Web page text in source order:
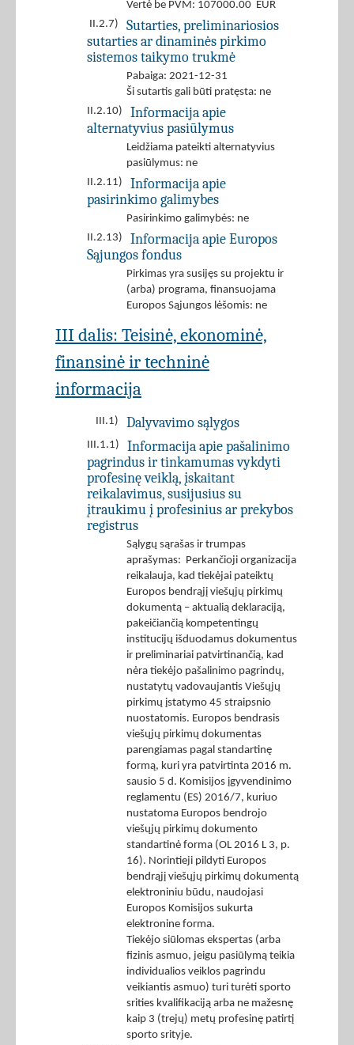
Vertė be PVM: 107000.00 EUR
II.2.7)
Sutarties, preliminariosios
sutarties ar dinaminės pirkimo
sistemos taikymo trukmė
Pabaiga: 2021-12-31
Ši sutartis gali būti pratęsta: ne
II.2.10)
Informacija apie
alternatyvius pasiūlymus
Leidžiama pateikti alternatyvius
pasiūlymus: ne
II.2.11)
Informacija apie
pasirinkimo galimybes
Pasirinkimo galimybės: ne
II.2.13)
Informacija apie Europos
Sąjungos fondus
Pirkimas yra susijęs su projektu ir
(arba) programa, finansuojama
Europos Sąjungos lėšomis: ne
III dalis: Teisinė, ekonominė,
finansinė ir techninė
informacija
III.1) Dalyvavimo sąlygos
III.1.1)
Informacija apie pašalinimo
pagrindus ir tinkamumas vykdyti
profesinę veiklą, įskaitant
reikalavimus, susijusius su
įtraukimu į profesinius ar prekybos
registrus
Sąlygų sąrašas ir trumpas
aprašymas: Perkančioji organizacija
reikalauja, kad tiekėjai pateiktų
Europos bendrąjį viešųjų pirkimų
dokumentą – aktualią deklaraciją,
pakeičiančią kompetentingų
institucijų išduodamus dokumentus
ir preliminariai patvirtinančią, kad
nėra tiekėjo pašalinimo pagrindų,
nustatytų vadovaujantis Viešųjų
pirkimų įstatymo 45 straipsnio
nuostatomis. Europos bendrasis
viešųjų pirkimų dokumentas
parengiamas pagal standartinę
formą, kuri yra patvirtinta 2016 m.
sausio 5 d. Komisijos įgyvendinimo
reglamentu (ES) 2016/7, kuriuo
nustatoma Europos bendrojo
viešųjų pirkimų dokumento
standartinė forma (OL 2016 L 3, p.
16). Norintieji pildyti Europos
bendrąjį viešųjų pirkimų dokumentą
elektroniniu būdu, naudojasi
Europos Komisijos sukurta
elektronine forma.
Tiekėjo siūlomas ekspertas (arba
fizinis asmuo, jeigu pasiūlymą teikia
individualios veiklos pagrindu
veikiantis asmuo) turi turėti sporto
srities kvalifikaciją arba ne mažesnę
kaip 3 (trejų) metų profesinę patirtį
sporto srityje.